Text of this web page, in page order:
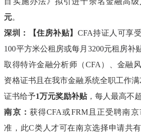
元。
深圳：【住房补贴】 CFA持证人可享
100平方米公租房或每月3200元租房补
取得特许金融分析师（CFA）、金融
资格证书且在我市金融系统全职工作
证书给予1万元奖励补贴，每人最高不
南京： 获得CFA或FRM且正受聘南
准，此C类人才可在南京选择申请共